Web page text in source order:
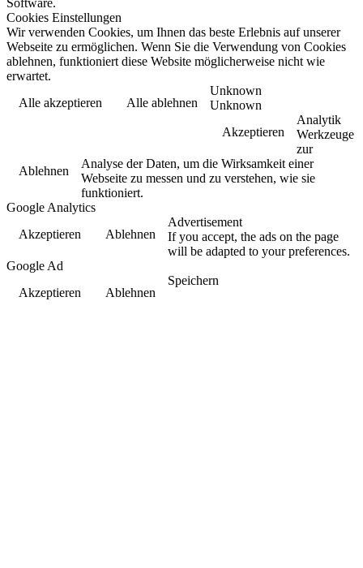
Cookies Einstellungen
Wir verwenden Cookies, um Ihnen das beste Erlebnis auf unserer
Webseite zu ermöglichen. Wenn Sie die Verwendung von Cookies
ablehnen, funktioniert diese Website möglicherweise nicht wie
erwartet.
Alle akzeptieren
Alle ablehnen
Unknown
Unknown
Akzeptieren
Ablehnen
Analytik
Werkzeuge
zur
Analyse der Daten, um die Wirksamkeit einer
Webseite zu messen und zu verstehen, wie sie
funktioniert.
Google Analytics
Akzeptieren
Ablehnen
Advertisement
If you accept, the ads on the page
will be adapted to your preferences.
Google Ad
Akzeptieren
Ablehnen
Speichern